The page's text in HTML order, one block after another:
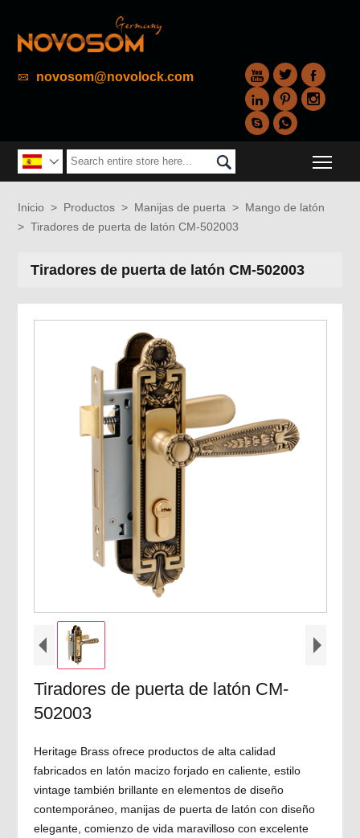
 novosom@novolock.com  






 
Inicio > Productos > Manijas de puerta > Mango de latón
> Tiradores de puerta de latón CM-502003
Tiradores de puerta de latón CM-502003
Tiradores de puerta de latón CM-
502003
Heritage Brass ofrece productos de alta calidad
fabricados en latón macizo forjado en caliente, estilo
vintage también brillante en elementos de diseño
contemporáneo, manijas de puerta de latón con diseño
elegante, comienzo de vida maravilloso con excelente